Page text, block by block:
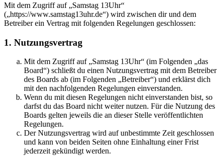
Mit dem Zugriff auf „Samstag 13Uhr“
(„https://www.samstag13uhr.de“) wird zwischen dir und dem
Betreiber ein Vertrag mit folgenden Regelungen geschlossen:
1. Nutzungsvertrag
Mit dem Zugriff auf „Samstag 13Uhr“ (im Folgenden „das
Board“) schließt du einen Nutzungsvertrag mit dem Betreiber
des Boards ab (im Folgenden „Betreiber“) und erklärst dich
mit den nachfolgenden Regelungen einverstanden.
Wenn du mit diesen Regelungen nicht einverstanden bist, so
darfst du das Board nicht weiter nutzen. Für die Nutzung des
Boards gelten jeweils die an dieser Stelle veröffentlichten
Regelungen.
Der Nutzungsvertrag wird auf unbestimmte Zeit geschlossen
und kann von beiden Seiten ohne Einhaltung einer Frist
jederzeit gekündigt werden.